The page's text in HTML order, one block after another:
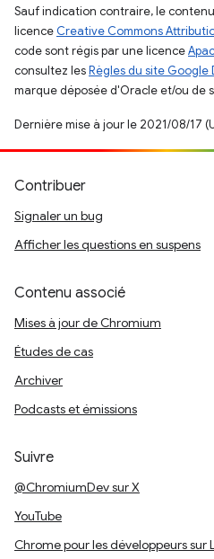
Sauf indication contraire, le
licence Creative Commons
code sont régis par une licence
consultez lesRègles du site Google
marque déposée d'Oracle et/ou de
Dernière mise à jour le 2021/08/17
Contribuer
Signaler un bug
Afficher les questions en suspens
Contenu associé
Mises à jour de Chromium
Études de cas
Archiver
Podcasts et émissions
Suivre
@ChromiumDev sur X
YouTube
Chrome pour les développeurs sur